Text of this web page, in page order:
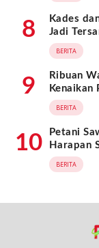
8
Kades
Jadi
BERITA
9
Ribuan
Kenaikan
BERITA
10
Petani
Harapan
BERITA